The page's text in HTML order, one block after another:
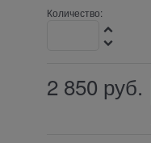
Количество:
2 850 руб.